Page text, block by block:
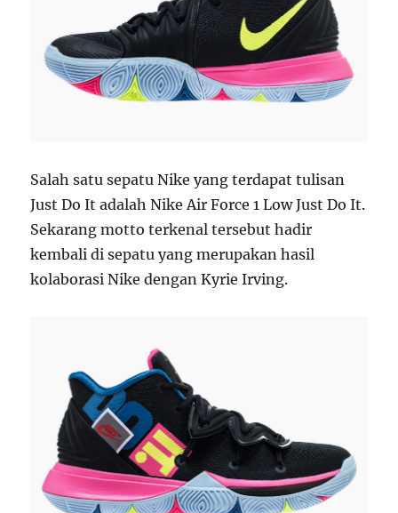
Salah satu sepatu Nike yang terdapat tulisan
Just Do It adalah Nike Air Force 1 Low Just Do It.
Sekarang motto terkenal tersebut hadir
kembali di sepatu yang merupakan hasil
kolaborasi Nike dengan Kyrie Irving.